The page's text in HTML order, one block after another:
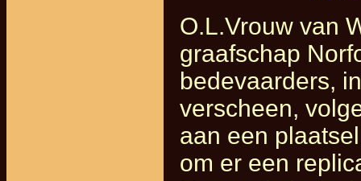
O.L.Vrouw van
graafschap
bedevaarders,
verscheen,
aan een
om er een